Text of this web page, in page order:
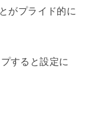
がプライド的に
すると設定に